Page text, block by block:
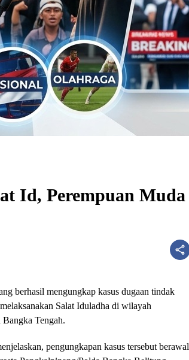
Id, Perempuan Muda
berhasil mengungkap kasus dugaan tindak
Salat Iduladha di wilayah
Tengah.
pengungkapan kasus tersebut berawal